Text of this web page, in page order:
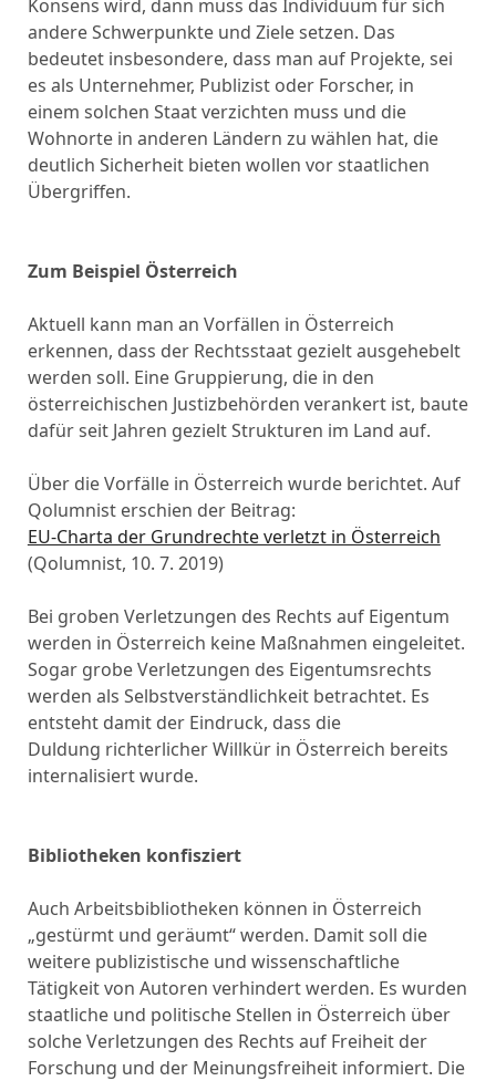
Konsens wird, dann muss das Individuum für sich
andere Schwerpunkte und Ziele setzen. Das
bedeutet insbesondere, dass man auf Projekte, sei
es als Unternehmer, Publizist oder Forscher, in
einem solchen Staat verzichten muss und die
Wohnorte in anderen Ländern zu wählen hat, die
deutlich Sicherheit bieten wollen vor staatlichen
Übergriffen.
Zum Beispiel Österreich
Aktuell kann man an Vorfällen in Österreich
erkennen, dass der Rechtsstaat gezielt ausgehebelt
werden soll. Eine Gruppierung, die in den
österreichischen Justizbehörden verankert ist, baute
dafür seit Jahren gezielt Strukturen im Land auf.
Über die Vorfälle in Österreich wurde berichtet. Auf
Qolumnist erschien der Beitrag:
EU-Charta der Grundrechte verletzt in Österreich
(Qolumnist, 10. 7. 2019)
Bei groben Verletzungen des Rechts auf Eigentum
werden in Österreich keine Maßnahmen eingeleitet.
Sogar grobe Verletzungen des Eigentumsrechts
werden als Selbstverständlichkeit betrachtet. Es
entsteht damit der Eindruck, dass die
Duldung richterlicher Willkür in Österreich bereits
internalisiert wurde.
Bibliotheken konfisziert
Auch Arbeitsbibliotheken können in Österreich
„gestürmt und geräumt“ werden. Damit soll die
weitere publizistische und wissenschaftliche
Tätigkeit von Autoren verhindert werden. Es wurden
staatliche und politische Stellen in Österreich über
solche Verletzungen des Rechts auf Freiheit der
Forschung und der Meinungsfreiheit informiert. Die